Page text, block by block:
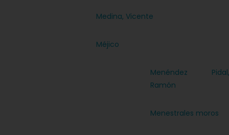
Medina, Vicente
Méjico
Menéndez Pidal,
Ramón
Menestrales moros